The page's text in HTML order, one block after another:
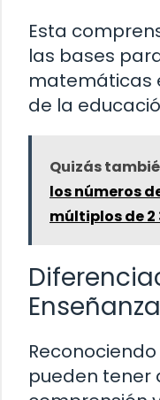
Esta
las bases
matemáticas
de la
Quizás
los números
múltiplos de 2
Enseñanza
pueden tener